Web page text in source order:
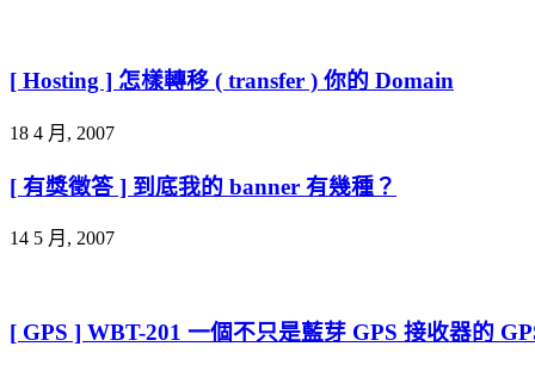
[ Hosting ] 怎樣轉移 ( transfer ) 你的 Domain
18 4 月, 2007
[ 有獎徵答 ] 到底我的 banner 有幾種？
14 5 月, 2007
[ GPS ] WBT-201 一個不只是藍芽 GPS 接收器的